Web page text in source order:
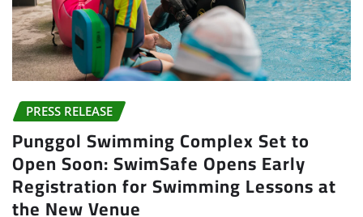
PRESS RELEASE
Punggol Swimming Complex Set to
Open Soon: SwimSafe Opens Early
Registration for Swimming Lessons at
the New Venue